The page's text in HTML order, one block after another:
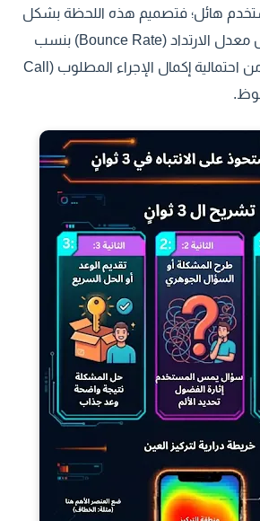
هائل؛ فتصميم هذه اللحظة بشكل
صحيح يؤدي إلى خفض معدل الارتداد (Bounce Rate) بنسب
تصل إلى 60%، ويزيد من احتمالية إكمال الإجراء المطلوب (Call